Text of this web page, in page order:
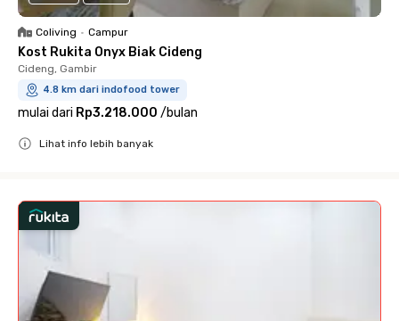
Coliving • Campur
Kost Rukita Onyx Biak Cideng
Cideng, Gambir
4.8 km dari indofood tower
mulai dari Rp3.218.000 /bulan
Lihat info lebih banyak